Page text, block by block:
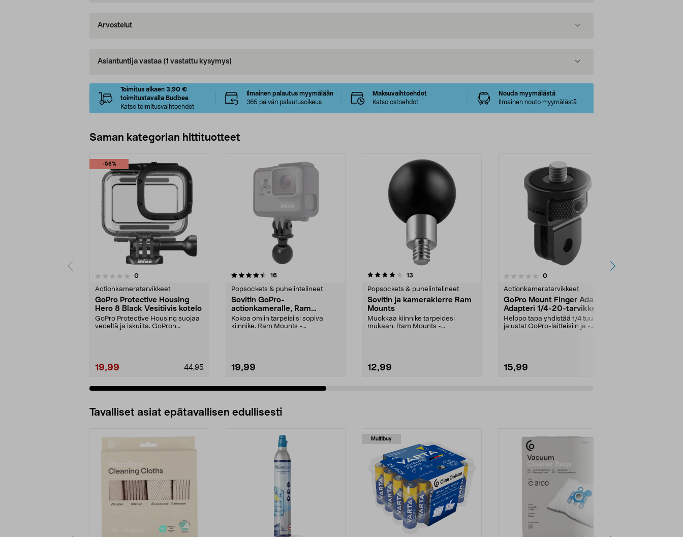
Arvostelut
Asiantuntija vastaa (1 vastattu kysymys)
Toimitus alkaen 3,90 €
toimitustavalla Budbee
Katso toimitusvaihtoehdot
Ilmainen palautus myymälään
365 päivän palautusoikeus
Maksuvaihtoehdot
Katso ostoehdot
Nouda myymälästä
Ilmainen nouto myymälästä
Saman kategorian hittituotteet
-56%
0arvostelut
Actionkameratarvikkeet
GoPro Protective Housing
Hero 8 Black Vesitiivis kotelo
GoPro Protective Housing suojaa
vedeltä ja iskuilta. GoPron
19,99 44,95
4.5 viidestä
16arvostelut
Popsockets & puhelintelineet
Sovitin GoPro-
actionkameralle, Ram
Mounts
Kokoa omiin tarpeisiisi sopiva
kiinnike. Ram Mounts -
19,99
4.0 viidestä
13
Popsockets & puhelintelineet
Sovitin ja kamerakierre Ram
Mounts
Muokkaa kiinnike tarpeidesi
mukaan. Ram Mounts -
12,99
0.0 viidestä
0arvostelut
Actionkameratarvikkeet
GoPro Mount Finger Adapter
Adapteri 1/4-20-tarvikkeille
Helppo tapa yhdistää 1/4 tuuman
jalustat GoPro-laitteisiin ja -
15,99
5.0 viidestä
Tavalliset asiat epätavallisen edullisesti
Multibuy